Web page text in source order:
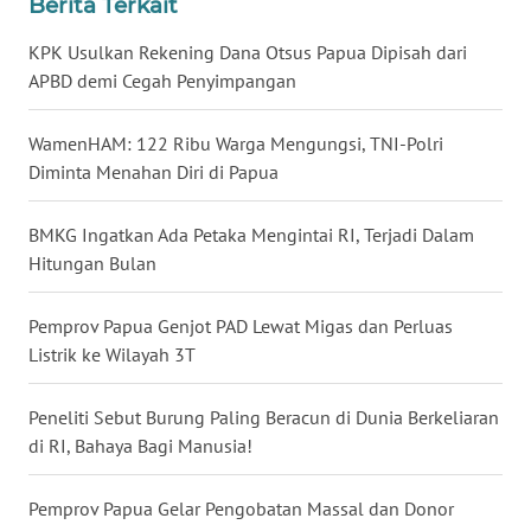
KPK Usulkan Rekening Dana Otsus Papua Dipisah dari
APBD demi Cegah Penyimpangan
WamenHAM: 122 Ribu Warga Mengungsi, TNI-Polri
Diminta Menahan Diri di Papua
BMKG Ingatkan Ada Petaka Mengintai RI, Terjadi Dalam
Hitungan Bulan
Pemprov Papua Genjot PAD Lewat Migas dan Perluas
Listrik ke Wilayah 3T
Peneliti Sebut Burung Paling Beracun di Dunia Berkeliaran
di RI, Bahaya Bagi Manusia!
Pemprov Papua Gelar Pengobatan Massal dan Donor
BABEL
SUMBAR
SUMSEL
WN
BENGKULU
WN
LAMPUNG
WN